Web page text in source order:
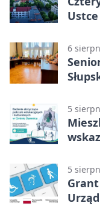
6
5
5